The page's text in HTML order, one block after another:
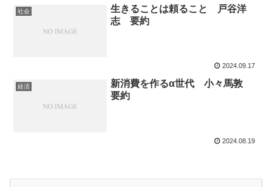
社会
生きることは頼ること 戸谷洋
志 要約
2024.09.17
経済
新消費を作るα世代 小々馬敦
要約
2024.08.19